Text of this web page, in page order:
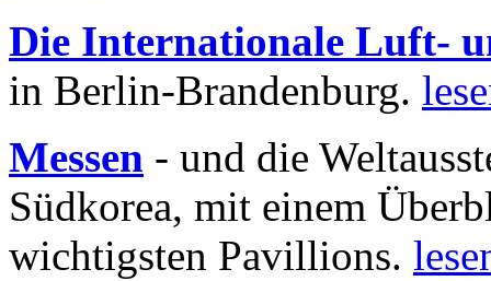
Die Internationale Luft-
in Berlin-Brandenburg.
Messen - und die
Südkorea, mit einem
wichtigsten Pavillions.